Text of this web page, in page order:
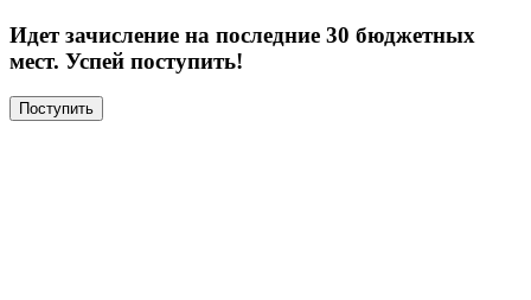
Идет зачисление на последние 30 бюджетных
мест. Успей поступить!
Поступить